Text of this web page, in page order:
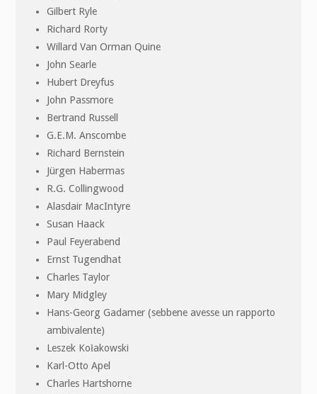
Gilbert Ryle
Richard Rorty
Willard Van Orman Quine
John Searle
Hubert Dreyfus
John Passmore
Bertrand Russell
G.E.M. Anscombe
Richard Bernstein
Jürgen Habermas
R.G. Collingwood
Alasdair MacIntyre
Susan Haack
Paul Feyerabend
Ernst Tugendhat
Charles Taylor
Mary Midgley
Hans-Georg Gadamer (sebbene avesse un rapporto
ambivalente)
Leszek Kołakowski
Karl-Otto Apel
Charles Hartshorne